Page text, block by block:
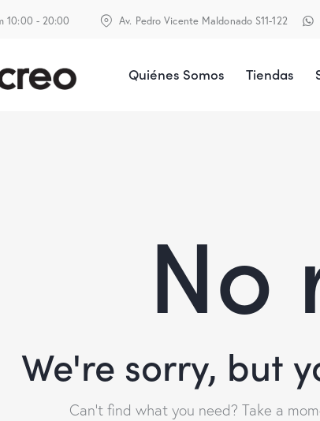
10:00 - 20:00 Av. Pedro Vicente Maldonado S11-122
Quiénes Somos Tiendas
No
We're sorry, but
Can't find what you need? Take a